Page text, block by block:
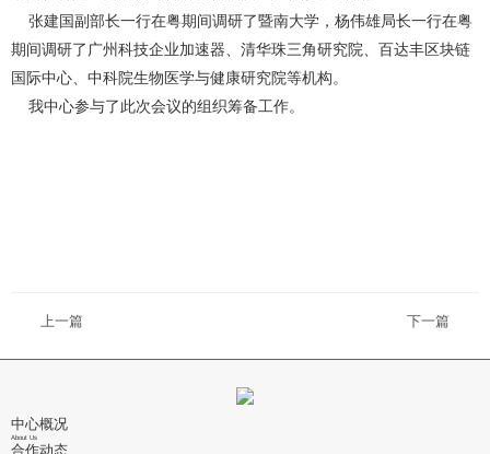
张建国副部长一行在粤期间调研了暨南大学，杨伟雄局长一行在粤
期间调研了广州科技企业加速器、清华珠三角研究院、百达丰区块链
国际中心、中科院生物医学与健康研究院等机构。
我中心参与了此次会议的组织筹备工作。
上一篇 下一篇
中心概况
About Us
合作动态